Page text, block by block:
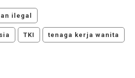
ilegal
TKI tenaga kerja wanita